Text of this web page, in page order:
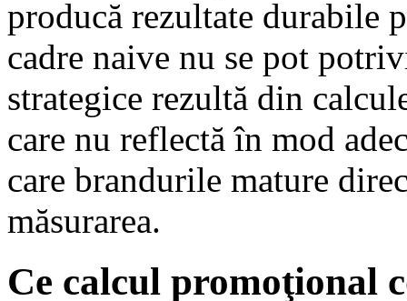
producă rezultate durabile
cadre naive nu se pot
strategice rezultă din
care nu reflectă în mod
care brandurile mature
măsurarea.
Ce calcul promoţional